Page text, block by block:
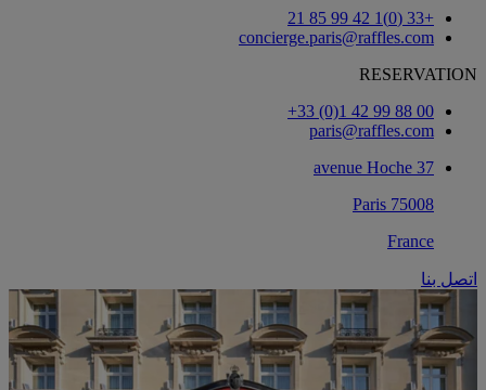
+33 (0)1 42 99 85 21
concierge.paris@raffles.com
RESERVATION
‎+33 (0)1 42 99 88 00‏
paris@raffles.com
37 avenue Hoche
75008 Paris
France
اتصل بنا